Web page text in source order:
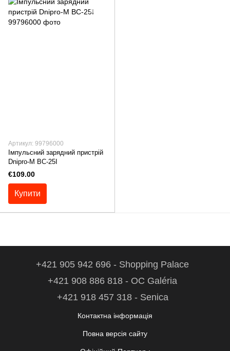
Артикул: 99796000
Імпульсний зарядний пристрій
Dnipro-M BC-25I
€109.00
Купити
+421 905 942 696 - Shopping Palace
+421 908 886 818 - OC Galéria
+421 918 457 318 - Senica
Контактна інформація
Повна версія сайту